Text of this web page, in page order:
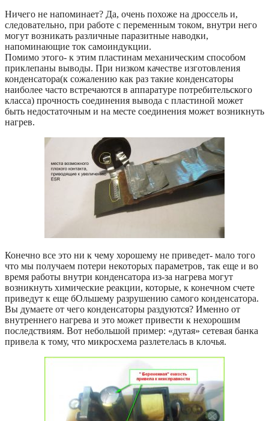
Ничего не напоминает? Да, очень похоже на дроссель и,
следовательно, при работе с переменным током, внутри него
могут возникать различные паразитные наводки,
напоминающие ток самоиндукции.
Помимо этого- к этим пластинам механическим способом
приклепаны выводы. При низком качестве изготовления
конденсатора(к сожалению как раз такие конденсаторы
наиболее часто встречаются в аппаратуре потребительского
класса) прочность соединения вывода с пластиной может
быть недостаточным и на месте соединения может возникнуть
нагрев.
Конечно все это ни к чему хорошему не приведет- мало того
что мы получаем потери некоторых параметров, так еще и во
время работы внутри конденсатора из-за нагрева могут
возникнуть химические реакции, которые, к конечном счете
приведут к еще бОльшему разрушению самого конденсатора.
Вы думаете от чего конденсаторы раздуются? Именно от
внутреннего нагрева и это может привести к нехорошим
последствиям. Вот небольшой пример: «дутая» сетевая банка
привела к тому, что микросхема разлетелась в клочья.